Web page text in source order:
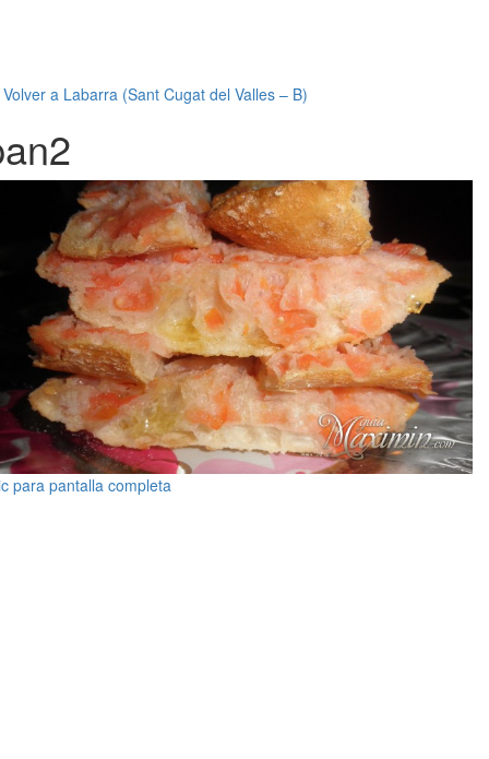
Volver a Labarra (Sant Cugat del Valles – B)
para pantalla completa